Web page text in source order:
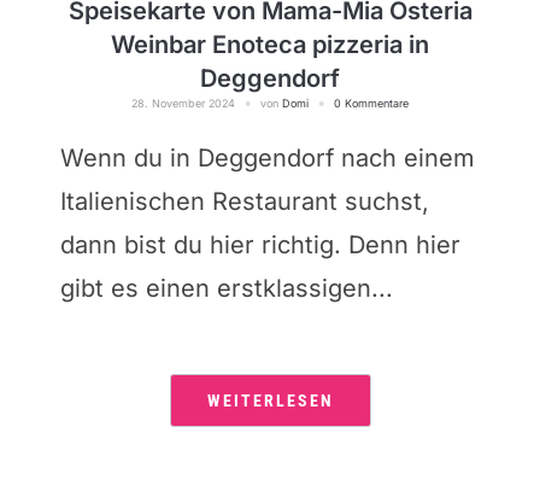
Speisekarte von Mama-Mia Osteria
Weinbar Enoteca pizzeria in
Deggendorf
28. November 2024 von Domi 0 Kommentare
Wenn du in Deggendorf nach einem
Italienischen Restaurant suchst,
dann bist du hier richtig. Denn hier
gibt es einen erstklassigen...
WEITERLESEN